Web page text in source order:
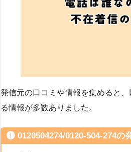
発信元の口コミや情報を集めると
る情報が多数ありました。
0120504274/0120-504-274の